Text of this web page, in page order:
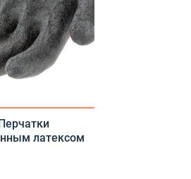
Перчатки
латексом